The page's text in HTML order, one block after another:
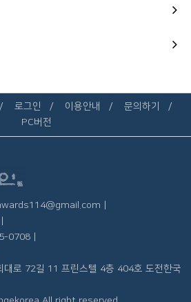
로그인 이용안내
문의하기
PC버전
|
0708 |
대로 72길 11 프린스텔 4층 404호 도전한국